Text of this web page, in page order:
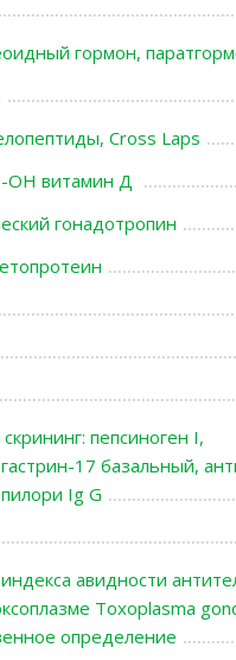
гормон,
Cross Laps
ОН витамин Д
гонадотропин
пепсиноген I,
17 базальный,
Ig G
авидности
Toxoplasma
определение